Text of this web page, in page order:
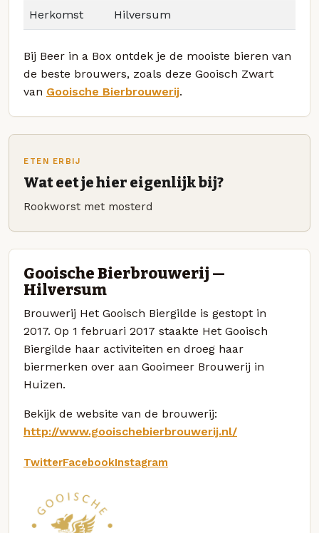
Herkomst Hilversum
Bij Beer in a Box ontdek je de mooiste bieren van
de beste brouwers, zoals deze Gooisch Zwart
van Gooische Bierbrouwerij.
ETEN ERBIJ
Wat eet je hier eigenlijk bij?
Rookworst met mosterd
Gooische Bierbrouwerij —
Hilversum
Brouwerij Het Gooisch Biergilde is gestopt in
2017. Op 1 februari 2017 staakte Het Gooisch
Biergilde haar activiteiten en droeg haar
biermerken over aan Gooimeer Brouwerij in
Huizen.
Bekijk de website van de brouwerij:
http://www.gooischebierbrouwerij.nl/
TwitterFacebookInstagram